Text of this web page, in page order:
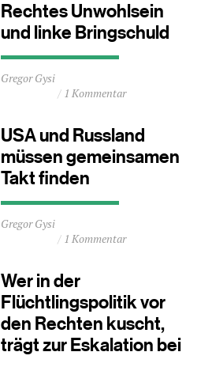
Minuten
Rechtes Unwohlsein
und linke Bringschuld
Durchschnittliche
Lesezeit
Minuten
Gregor Gysi
1 Kommentar
USA und Russland
müssen gemeinsamen
Takt finden
Durchschnittliche
Lesezeit
Minuten
Gregor Gysi
1 Kommentar
Wer in der
Flüchtlingspolitik vor
den Rechten kuscht,
trägt zur Eskalation bei